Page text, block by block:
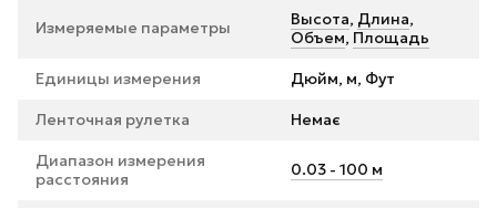
Измеряемые параметры Высота, Длина,
Объем, Площадь
Единицы измерения Дюйм, м, Фут
Ленточная рулетка Немає
Диапазон измерения
расстояния
0.03 - 100 м